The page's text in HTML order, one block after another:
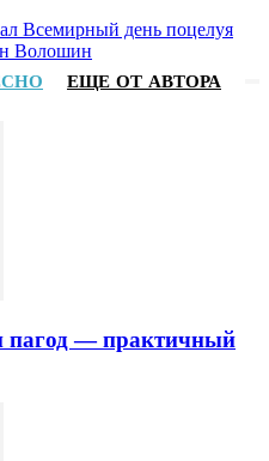
Всемирный день поцелуя
Волошин
ЕЩЕ ОТ АВТОРА
пагод — практичный